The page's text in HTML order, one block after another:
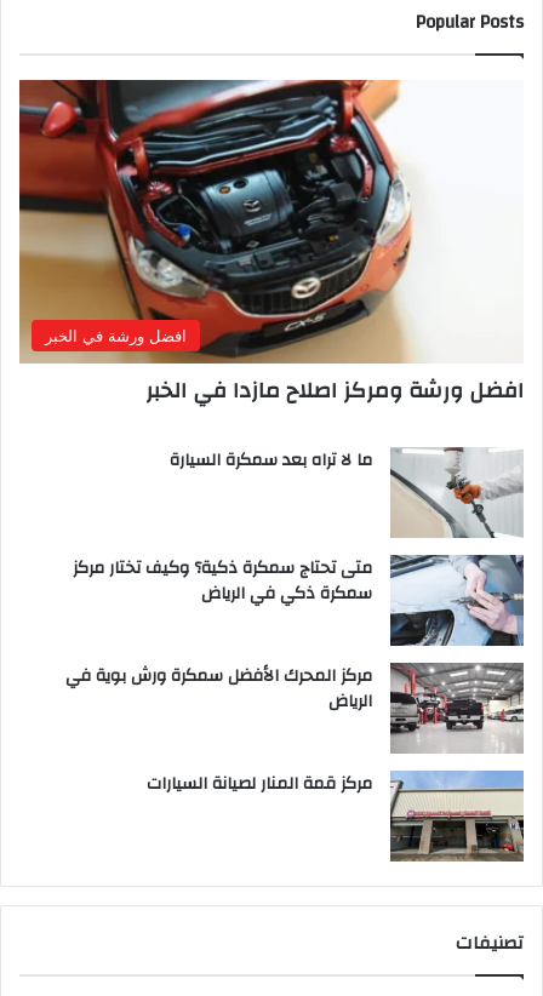
Popular Posts
افضل ورشة في الخبر
افضل ورشة ومركز اصلاح مازدا في الخبر
ما لا تراه بعد سمكرة السيارة
متى تحتاج سمكرة ذكية؟ وكيف تختار مركز
سمكرة ذكي في الرياض
مركز المحرك الأفضل سمكرة ورش بوية في
الرياض
مركز قمة المنار لصيانة السيارات
تصنيفات